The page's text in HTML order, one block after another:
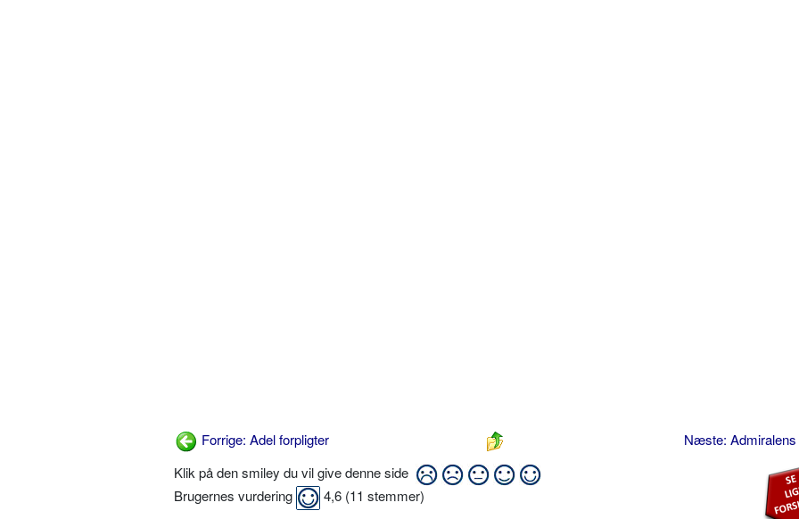
Forrige: Adel forpligter
Næste:
Klik på den smiley du vil give denne side
Brugernes vurdering
4,6 (11 stemmer)